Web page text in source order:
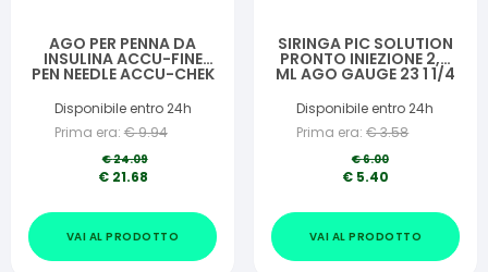
AGO PER PENNA DA
INSULINA ACCU-FINE
PEN NEEDLE ACCU-CHEK
PEZZI
Disponibile entro 24h
Prima era: €9.94
€24.09
€ 21.68
VAI AL PRODOTTO
SIRINGA PIC SOLUTION
PRONTO INIEZIONE 2,5
ML AGO GAUGE 23 1 1/4
Disponibile entro 24h
Prima era: €3.58
€6.00
€ 5.40
VAI AL PRODOTTO